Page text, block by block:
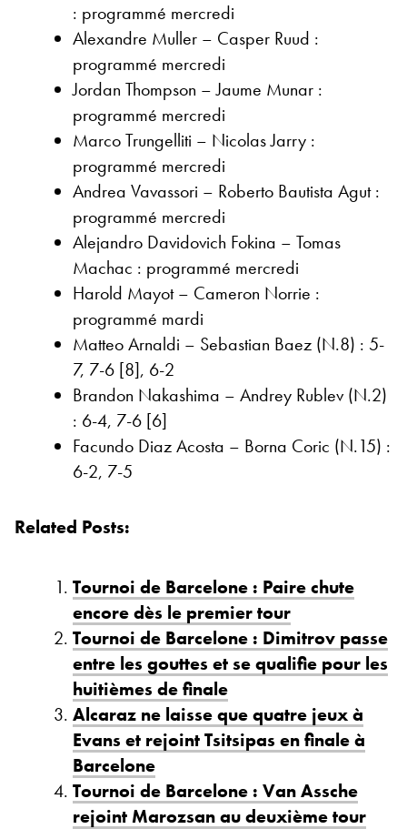
: programmé mercredi
Alexandre Muller – Casper Ruud :
programmé mercredi
Jordan Thompson – Jaume Munar :
programmé mercredi
Marco Trungelliti – Nicolas Jarry :
programmé mercredi
Andrea Vavassori – Roberto Bautista Agut :
programmé mercredi
Alejandro Davidovich Fokina – Tomas
Machac : programmé mercredi
Harold Mayot – Cameron Norrie :
programmé mardi
Matteo Arnaldi – Sebastian Baez (N.8) : 5-
7, 7-6 [8], 6-2
Brandon Nakashima – Andrey Rublev (N.2)
: 6-4, 7-6 [6]
Facundo Diaz Acosta – Borna Coric (N.15) :
6-2, 7-5
Related Posts:
Tournoi de Barcelone : Paire chute
encore dès le premier tour
Tournoi de Barcelone : Dimitrov passe
entre les gouttes et se qualifie pour les
huitièmes de finale
Alcaraz ne laisse que quatre jeux à
Evans et rejoint Tsitsipas en finale à
Barcelone
Tournoi de Barcelone : Van Assche
rejoint Marozsan au deuxième tour